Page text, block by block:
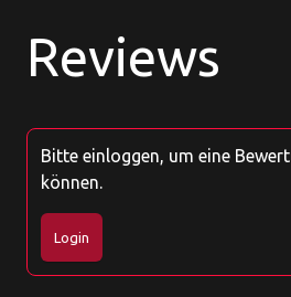
Reviews
Bitte einloggen, um eine
können.
Login